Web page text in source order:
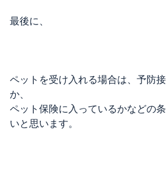
最後に、
ペットを受け入れる場合は、予防
か、
ペット保険に入っているかなどの
いと思います。